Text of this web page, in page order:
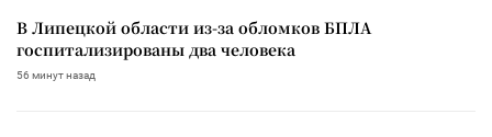
В Липецкой области из-за обломков БПЛА
госпитализированы два человека
56 минут назад